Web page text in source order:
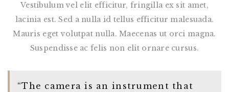
Vestibulum vel elit efficitur, fringilla ex sit amet,
lacinia est. Sed a nulla id tellus efficitur malesuada.
Mauris eget volutpat nulla. Maecenas ut orci magna.
Suspendisse ac felis non elit ornare cursus.
“The camera is an instrument that